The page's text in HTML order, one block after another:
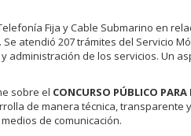
Fija y Cable Submarino en
atendió 207 trámites del Servicio
de los servicios. Un
sobre el CONCURSO PÚBLICO PARA
de manera técnica, transparente
de comunicación.